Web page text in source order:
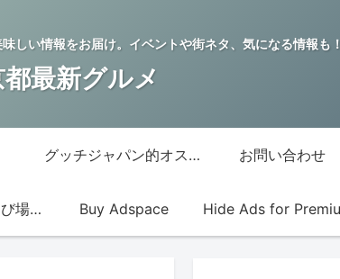
しい情報をお届け。イベントや街ネタ、気になる情報も！
最新グルメ
グッチジャパン的オススメ店 お問い合わせ
子どもと行ける遊び場・お店 Buy Adspace